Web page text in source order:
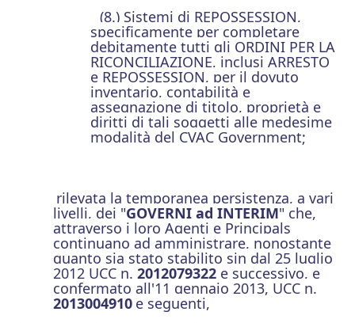
(8.) Sistemi di REPOSSESSION,
specificamente per completare
debitamente tutti gli ORDINI PER LA
RICONCILIAZIONE, inclusi ARRESTO
e REPOSSESSION, per il dovuto
inventario, contabilità e
assegnazione di titolo, proprietà e
diritti di tali soggetti alle medesime
modalità del CVAC Government;
rilevata la temporanea persistenza, a vari
livelli, dei "GOVERNI ad INTERIM" che,
attraverso i loro Agenti e Principals
continuano ad amministrare, nonostante
quanto sia stato stabilito sin dal 25 luglio
2012 UCC n.2012079322 e successivo, e
confermato all'11 gennaio 2013, UCC n.
2013004910 e seguenti,